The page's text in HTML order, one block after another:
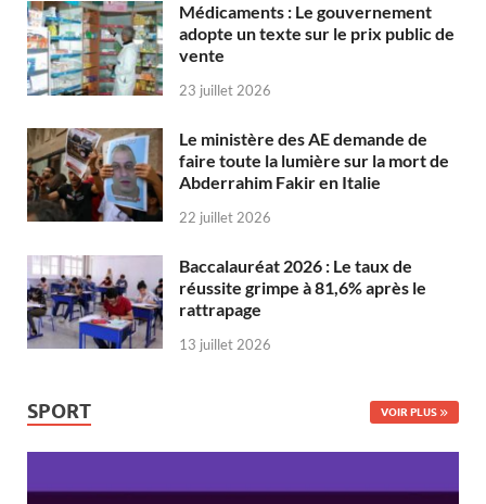
Médicaments : Le gouvernement
adopte un texte sur le prix public de
vente
23 juillet 2026
Le ministère des AE demande de
faire toute la lumière sur la mort de
Abderrahim Fakir en Italie
22 juillet 2026
Baccalauréat 2026 : Le taux de
réussite grimpe à 81,6% après le
rattrapage
13 juillet 2026
SPORT VOIR PLUS